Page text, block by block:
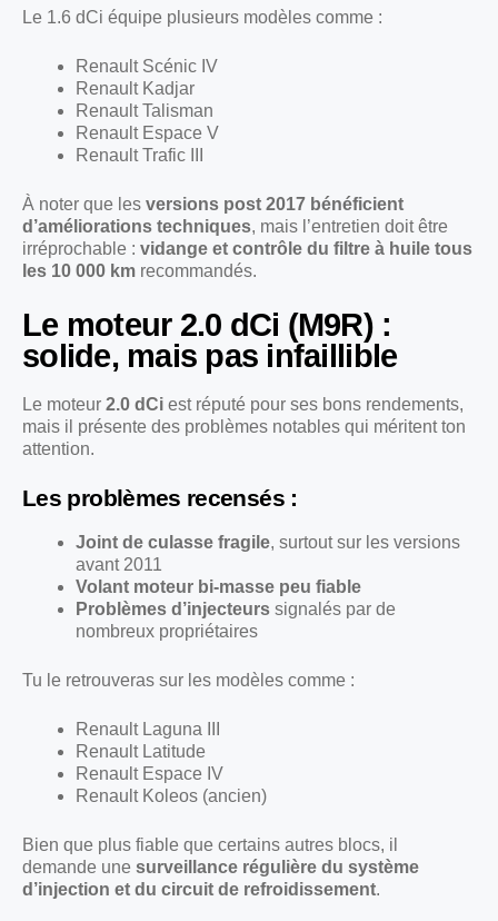
Le 1.6 dCi équipe plusieurs modèles comme :
Renault Scénic IV
Renault Kadjar
Renault Talisman
Renault Espace V
Renault Trafic III
À noter que les versions post 2017 bénéficient
d’améliorations techniques, mais l’entretien doit être
irréprochable : vidange et contrôle du filtre à huile tous
les 10 000 km recommandés.
Le moteur 2.0 dCi (M9R) :
solide, mais pas infaillible
Le moteur 2.0 dCi est réputé pour ses bons rendements,
mais il présente des problèmes notables qui méritent ton
attention.
Les problèmes recensés :
Joint de culasse fragile, surtout sur les versions
avant 2011
Volant moteur bi-masse peu fiable
Problèmes d’injecteurs signalés par de
nombreux propriétaires
Tu le retrouveras sur les modèles comme :
Renault Laguna III
Renault Latitude
Renault Espace IV
Renault Koleos (ancien)
Bien que plus fiable que certains autres blocs, il
demande une surveillance régulière du système
d’injection et du circuit de refroidissement.